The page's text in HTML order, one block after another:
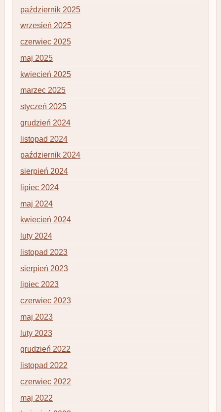
październik 2025
wrzesień 2025
czerwiec 2025
maj 2025
kwiecień 2025
marzec 2025
styczeń 2025
grudzień 2024
listopad 2024
październik 2024
sierpień 2024
lipiec 2024
maj 2024
kwiecień 2024
luty 2024
listopad 2023
sierpień 2023
lipiec 2023
czerwiec 2023
maj 2023
luty 2023
grudzień 2022
listopad 2022
czerwiec 2022
maj 2022